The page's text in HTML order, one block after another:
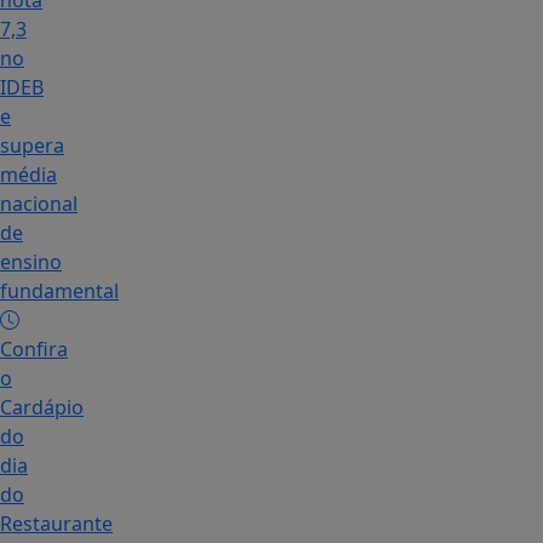
7,3
no
IDEB
e
supera
média
nacional
de
ensino
fundamental
Confira
o
Cardápio
do
dia
do
Restaurante